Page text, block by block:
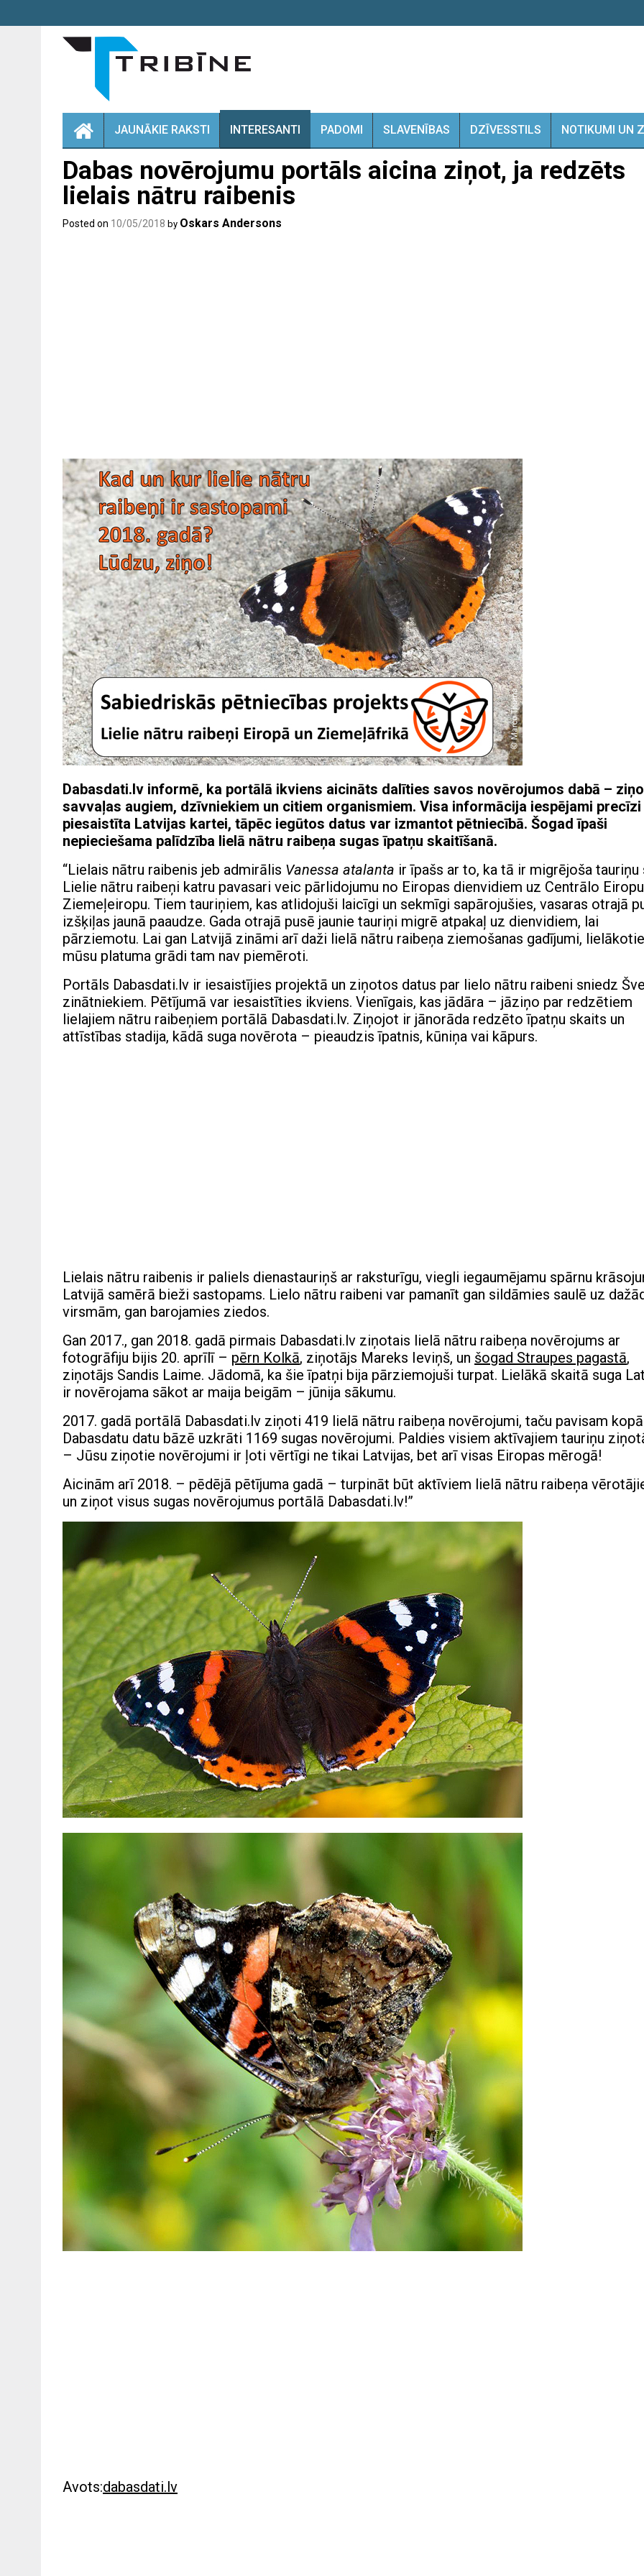
JAUNĀKIE RAKSTI INTERESANTI PADOMI SLAVENĪBAS DZĪVESSTILS NOTIKUMI UN
Dabas novērojumu portāls aicina ziņot, ja redzēts
lielais nātru raibenis
Posted on 10/05/2018 by Oskars Andersons
Dabasdati.lv informē, ka portālā ikviens aicināts dalīties savos novērojumos dabā –
savvaļas augiem, dzīvniekiem un citiem organismiem. Visa informācija iespējami
piesaistīta Latvijas kartei, tāpēc iegūtos datus var izmantot pētniecībā. Šogad īpaši
nepieciešama palīdzība lielā nātru raibeņa sugas īpatņu skaitīšanā.
“Lielais nātru raibenis jeb admirālis Vanessa atalanta ir īpašs ar to, ka tā ir migrējoša tauriņu
Lielie nātru raibeņi katru pavasari veic pārlidojumu no Eiropas dienvidiem uz Centrālo
Ziemeļeiropu. Tiem tauriņiem, kas atlidojuši laicīgi un sekmīgi sapārojušies, vasaras otrajā
izšķiļas jaunā paaudze. Gada otrajā pusē jaunie tauriņi migrē atpakaļ uz dienvidiem, lai
pārziemotu. Lai gan Latvijā zināmi arī daži lielā nātru raibeņa ziemošanas gadījumi,
mūsu platuma grādi tam nav piemēroti.
Portāls Dabasdati.lv ir iesaistījies projektā un ziņotos datus par lielo nātru raibeni sniedz
zinātniekiem. Pētījumā var iesaistīties ikviens. Vienīgais, kas jādāra – jāziņo par redzētiem
lielajiem nātru raibeņiem portālā Dabasdati.lv. Ziņojot ir jānorāda redzēto īpatņu skaits un
attīstības stadija, kādā suga novērota – pieaudzis īpatnis, kūniņa vai kāpurs.
Lielais nātru raibenis ir paliels dienastauriņš ar raksturīgu, viegli iegaumējamu spārnu
Latvijā samērā bieži sastopams. Lielo nātru raibeni var pamanīt gan sildāmies saulē uz
virsmām, gan barojamies ziedos.
Gan 2017., gan 2018. gadā pirmais Dabasdati.lv ziņotais lielā nātru raibeņa novērojums ar
fotogrāfiju bijis 20. aprīlī – pērn Kolkā, ziņotājs Mareks Ieviņš, un šogad Straupes pagastā,
ziņotājs Sandis Laime. Jādomā, ka šie īpatņi bija pārziemojuši turpat. Lielākā skaitā suga
ir novērojama sākot ar maija beigām – jūnija sākumu.
2017. gadā portālā Dabasdati.lv ziņoti 419 lielā nātru raibeņa novērojumi, taču pavisam kopā
Dabasdatu datu bāzē uzkrāti 1169 sugas novērojumi. Paldies visiem aktīvajiem tauriņu
– Jūsu ziņotie novērojumi ir ļoti vērtīgi ne tikai Latvijas, bet arī visas Eiropas mērogā!
Aicinām arī 2018. – pēdējā pētījuma gadā – turpināt būt aktīviem lielā nātru raibeņa
un ziņot visus sugas novērojumus portālā Dabasdati.lv!”
Avots:dabasdati.lv